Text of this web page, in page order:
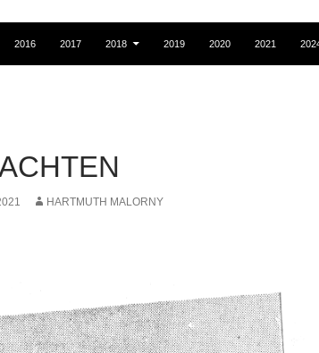
2016 2017 2018 2019 2020 2021
HARTMUTH MALORNY